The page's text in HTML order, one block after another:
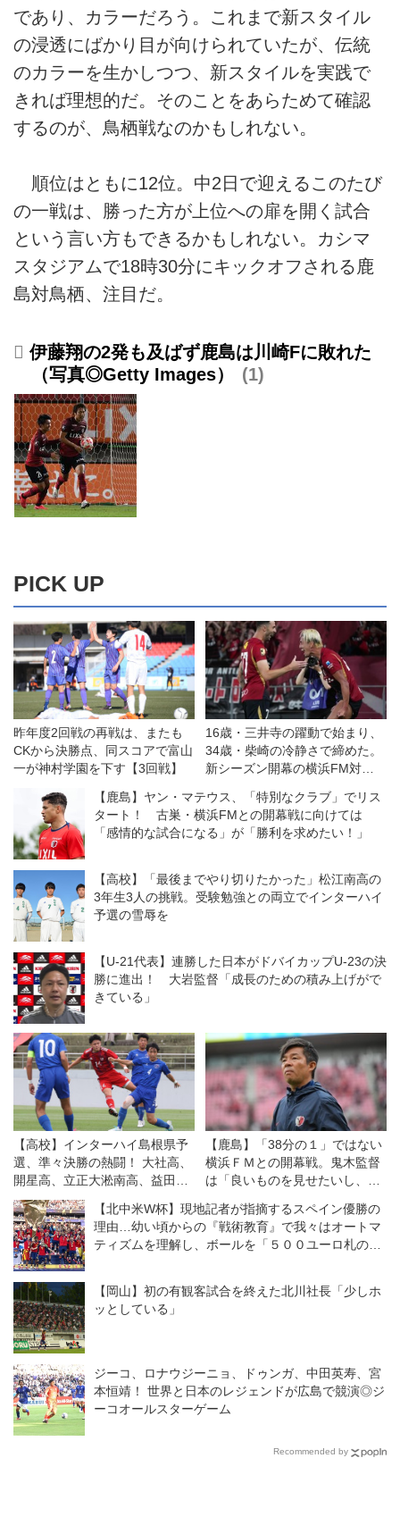
であり、カラーだろう。これまで新スタイル
の浸透にばかり目が向けられていたが、伝統
のカラーを生かしつつ、新スタイルを実践で
きれば理想的だ。そのことをあらためて確認
するのが、鳥栖戦なのかもしれない。
順位はともに12位。中2日で迎えるこのたび
の一戦は、勝った方が上位への扉を開く試合
という言い方もできるかもしれない。カシマ
スタジアムで18時30分にキックオフされる鹿
島対鳥栖、注目だ。
伊藤翔の2発も及ばず鹿島は川崎Fに敗れた
（写真◎Getty Images）
1
PICK UP
昨年度2回戦の再戦は、またも
CKから決勝点、同スコアで富山
一が神村学園を下す【3回戦】
16歳・三井寺の躍動で始まり、
34歳・柴崎の冷静さで締めた。
新シーズン開幕の横浜FM対鹿
◎J１開幕戦
【鹿島】ヤン・マテウス、「特別なクラブ」でリス
タート！ 古巣・横浜FMとの開幕戦に向けては
「感情的な試合になる」が「勝利を求めたい！」
【高校】「最後までやり切りたかった」松江南高の
3年生3人の挑戦。受験勉強との両立でインターハイ
予選の雪辱を
【U-21代表】連勝した日本がドバイカップU-23の決
勝に進出！ 大岩監督「成長のための積み上げがで
きている」
【高校】インターハイ島根県予
選、準々決勝の熱闘！ 大社高、
開星高、立正大淞南高、益田東
高がベスト4
【鹿島】「38分の１」ではない
横浜ＦＭとの開幕戦。鬼木監督
は「良いものを見せたいし、決
【北中米W杯】現地記者が指摘するスペイン優勝の
理由…幼い頃からの『戦術教育』で我々はオートマ
ティズムを理解し、ボールを「５００ユーロ札のよ
【岡山】初の有観客試合を終えた北川社長「少しホ
ッとしている」
ジーコ、ロナウジーニョ、ドゥンガ、中田英寿、宮
本恒靖！ 世界と日本のレジェンドが広島で競演◎ジ
ーコオールスターゲーム
Recommended by